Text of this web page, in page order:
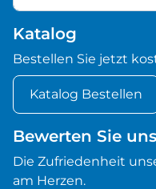
Katalog
Bestellen Sie jetzt
Katalog Bestellen
Bewerten Sie uns
Die Zufriedenheit
am Herzen.